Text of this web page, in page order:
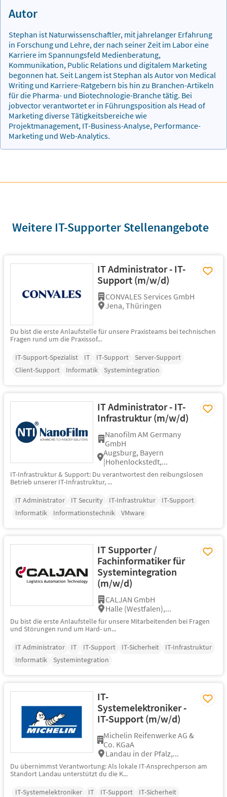
Autor
Stephan ist Naturwissenschaftler, mit jahrelanger Erfahrung
in Forschung und Lehre, der nach seiner Zeit im Labor eine
Karriere im Spannungsfeld Medienberatung,
Kommunikation, Public Relations und digitalem Marketing
begonnen hat. Seit Langem ist Stephan als Autor von Medical
Writing und Karriere-Ratgebern bis hin zu Branchen-Artikeln
für die Pharma- und Biotechnologie-Branche tätig. Bei
jobvector verantwortet er in Führungsposition als Head of
Marketing diverse Tätigkeitsbereiche wie
Projektmanagement, IT-Business-Analyse, Performance-
Marketing und Web-Analytics.
Weitere IT-Supporter Stellenangebote
IT Administrator - IT-
Support (m/w/d)
CONVALES Services GmbH
Jena, Thüringen
Du bist die erste Anlaufstelle für unsere Praxisteams bei technischen
Fragen rund um die Praxissof...
IT-Support-Spezialist
IT IT-Support
Server-Support
Client-Support
Informatik Systemintegration
IT Administrator - IT-
Infrastruktur (m/w/d)
Nanofilm AM Germany
GmbH
Augsburg, Bayern
|Hohenlockstedt,...
IT-Infrastruktur & Support: Du verantwortest den reibungslosen
Betrieb unserer IT-Infrastruktur, ...
IT Administrator
IT Security IT-Infrastruktur
IT-Support
Informatik
Informationstechnik VMware
IT Supporter /
Fachinformatiker für
Systemintegration
(m/w/d)
CALJAN GmbH
Halle (Westfalen),...
Du bist die erste Anlaufstelle für unsere Mitarbeitenden bei Fragen
und Störungen rund um Hard- un...
IT Administrator
IT IT-Support IT-Sicherheit
IT-Infrastruktur
Informatik
Systemintegration
IT-
Systemelektroniker -
IT-Support (m/w/d)
Michelin Reifenwerke AG &
Co. KGaA
Landau in der Pfalz,...
Du übernimmst Verantwortung: Als lokale IT-Ansprechperson am
Standort Landau unterstützt du die K...
IT-Systemelektroniker
IT IT-Support
IT-Sicherheit